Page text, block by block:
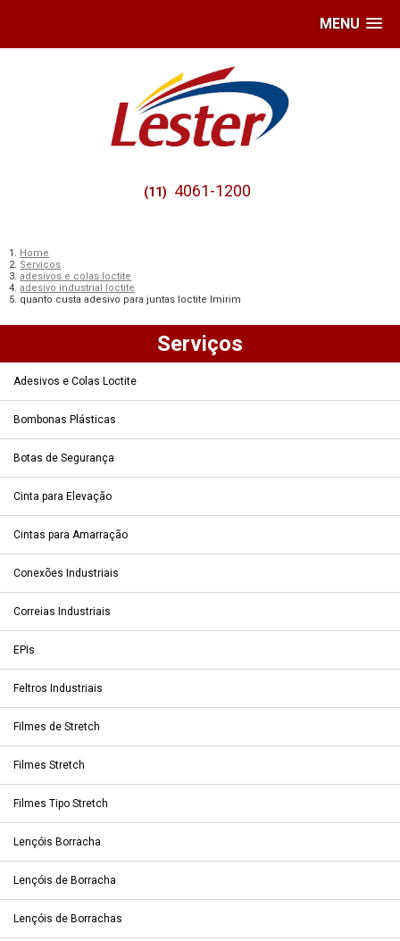
MENU
(11) 4061-1200
Home
Serviços
adesivos e colas loctite
adesivo industrial loctite
quanto custa adesivo para juntas loctite Imirim
Serviços
Adesivos e Colas Loctite
Bombonas Plásticas
Botas de Segurança
Cinta para Elevação
Cintas para Amarração
Conexões Industriais
Correias Industriais
EPIs
Feltros Industriais
Filmes de Stretch
Filmes Stretch
Filmes Tipo Stretch
Lençóis Borracha
Lençóis de Borracha
Lençóis de Borrachas